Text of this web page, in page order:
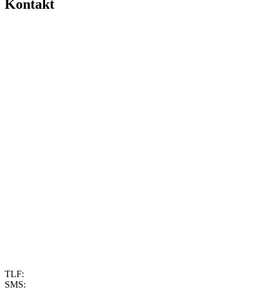
Kontakt
TLF:
SMS: